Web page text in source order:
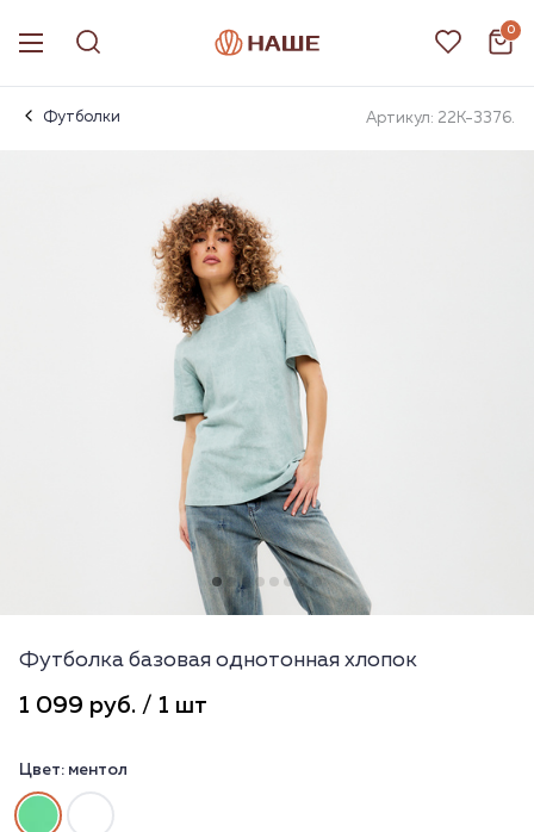
0
Футболки Артикул: 22К-3376.
Футболка базовая однотонная хлопок
1 099 руб. / 1 шт
Цвет: ментол